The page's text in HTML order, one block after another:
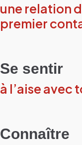
une relation
premier
Se sentir
à l’aise avec
Connaître